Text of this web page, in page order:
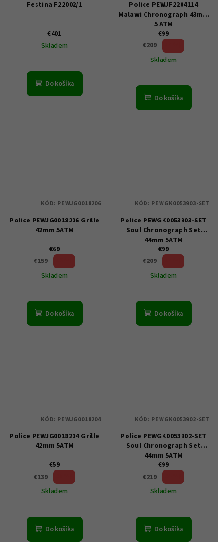
Festina F22002/1
€401
Skladem
Do košíka
Police PEWJF2204114
Malawi Chronograph 43mm
5 ATM
€99
€209
Skladem
Do košíka
Police PEWJG0018206 Grille
42mm 5ATM
€69
€159
Skladem
Do košíka
KÓD: PEWJG0018206
Police PEWGK0053903-SET
Soul Chronograph Set
44mm 5ATM
€99
€209
Skladem
Do košíka
KÓD: PEWGK0053903-SET
Police PEWJG0018204 Grille
42mm 5ATM
€59
€139
Skladem
Do košíka
KÓD: PEWJG0018204
Police PEWGK0053902-SET
Soul Chronograph Set
44mm 5ATM
€99
€219
Skladem
Do košíka
KÓD: PEWGK0053902-SET